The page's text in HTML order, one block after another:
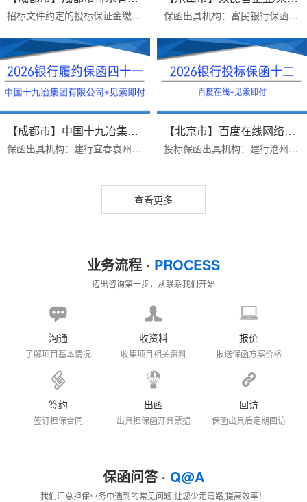
招标文件约定的投标保证金缴纳方式：B、采用银行保函方式递交投标保证金的，投标人应在投标截止前1 个工作日17：00 前，将银行保函原件提交给招标人。投标人可自行选择银行... 保函出具机构：富民银行保函类型：采购供货项目银行履约保函办理时效：一个工作日，当日打款出函办理优势：1.富民银行价格便宜2.异地项目远程办理，手续简单3.保函申请人受...
【成都市】中国十九冶集团有限公...
保函出具机构：建行宜春袁州支行保函受益人：中国十九冶集团有限公司办理时效：三个工作日办理优势：1.保函见索即付格式，富民银行不免反担保，建行免反担保，上门重签2.23...
【北京市】百度在线网络技术（北...
投标保函出具机构：建行沧州新华路支行保函受益人：百度在线网络技术（北京）有限公司保函金额：200000出函时间：2026年07月16日办理优势：1 完全符合招标公告要求2费用便宜...
查看更多
业务流程 · PROCESS
迈出咨询第一步，从联系我们开始
沟通
了解项目基本情况
收资料
收集项目相关资料
报价
报送保函方案价格
签约
签订担保合同
出函
出具担保函开具票据
回访
保函出具后定期回访
保函问答 · Q@A
我们汇总担保业务中遇到的常见问题,让您少走弯路,提高效率！